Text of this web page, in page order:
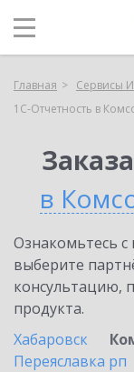
Главная Сервисы
1С-Отчетность в
в
Ознакомьтесь
выберите
консультацию,
продукта.
Хабаровск
Переяславка рп